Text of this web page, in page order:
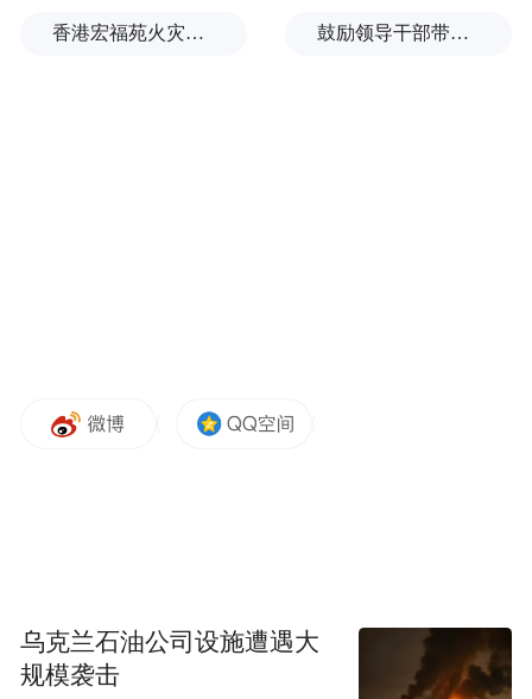
香港宏福苑火灾跨部门调查最终报告：大火或由烟头引起 鼓励领导干部带头休假之后又撤回文件，到底什么意思嘛？
乌克兰石油公司设施遭遇大
规模袭击